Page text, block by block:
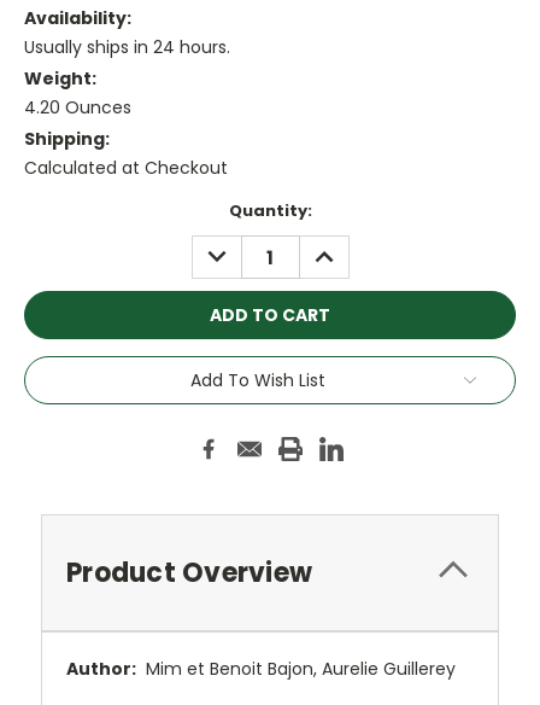
Availability:
Usually ships in 24 hours.
Weight:
4.20 Ounces
Shipping:
Calculated at Checkout
Quantity:
DECREASE
QUANTITY:
INCREASE
QUANTITY:
Add To Wish List
Product Overview
Author: Mim et Benoit Bajon, Aurelie Guillerey